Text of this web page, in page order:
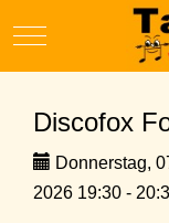
Mobile Menu
Discofox
Donnerstag,
2026 19:30 -